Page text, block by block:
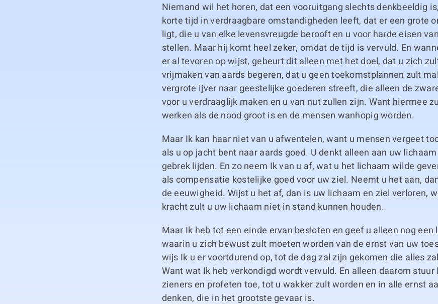
Niemand wil het horen, dat een vooruitgang slechts denkbeeldig
korte tijd in verdraagbare omstandigheden leeft, dat er een grote
ligt, die u van elke levensvreugde berooft en u voor harde eisen
stellen. Maar hij komt heel zeker, omdat de tijd is vervuld. En
er al tevoren op wijst, gebeurt dit alleen met het doel, dat u zich
vrijmaken van aards begeren, dat u geen toekomstplannen zult
vergrote ijver naar geestelijke goederen streeft, die alleen de
voor u verdraaglijk maken en u van nut zullen zijn. Want hiermee
werken als de nood groot is en de mensen wanhopig worden.
Maar Ik kan haar niet van u afwentelen, want u mensen vergeet
als u op jacht bent naar aards goed. U denkt alleen aan uw
gebrek lijden. En zo neem Ik van u af, wat u het lichaam wilde
als compensatie kostelijke goed voor uw ziel. Neemt u het aan,
de eeuwigheid. Wijst u het af, dan is uw lichaam en ziel verloren,
kracht zult u uw lichaam niet in stand kunnen houden.
Maar Ik heb tot een einde ervan besloten en geef u alleen nog
waarin u zich bewust zult moeten worden van de ernst van uw
wijs Ik u er voortdurend op, tot de dag zal zijn gekomen die alles
Want wat Ik heb verkondigd wordt vervuld. En alleen daarom stuur
zieners en profeten toe, tot u wakker zult worden en in alle ernst
denken, die in het grootste gevaar is.